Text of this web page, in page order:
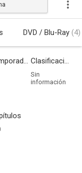
DVD / Blu-Ray (4)
Temporadas Clasificación por edades
Sin
información